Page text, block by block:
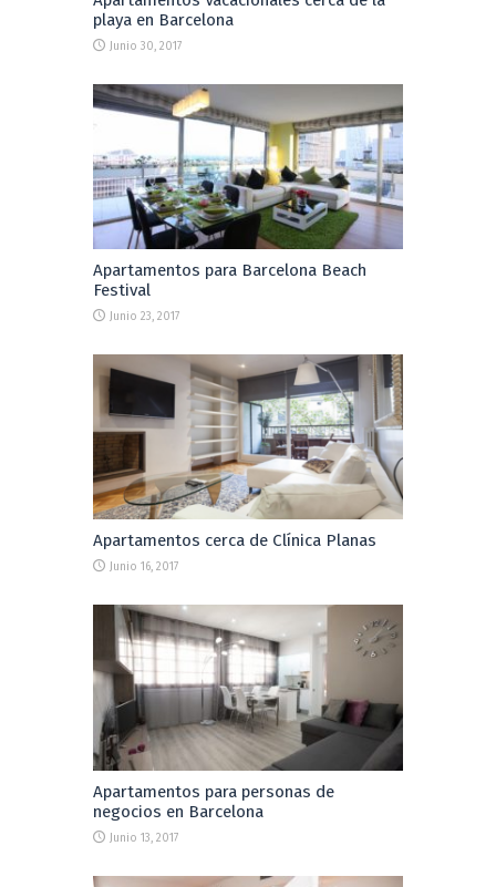
playa en Barcelona
Junio 30, 2017
Apartamentos para Barcelona Beach
Festival
Junio 23, 2017
Apartamentos cerca de Clínica Planas
Junio 16, 2017
Apartamentos para personas de
negocios en Barcelona
Junio 13, 2017